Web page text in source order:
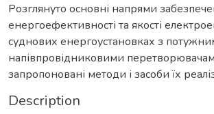
Розглянуто основні напрями
енергоефективності та якості
суднових енергоустановках з
напівпровідниковими
запропоновані методи і засоби їх
Description